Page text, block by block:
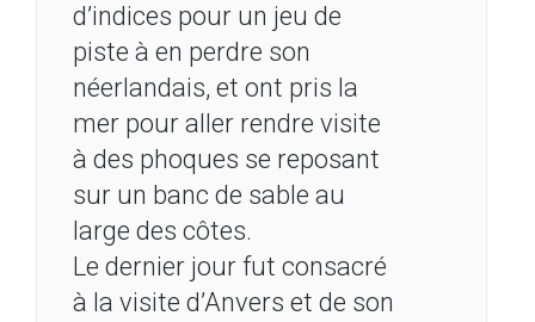
d’indices pour un jeu de
piste à en perdre son
néerlandais, et ont pris la
mer pour aller rendre visite
à des phoques se reposant
sur un banc de sable au
large des côtes.
Le dernier jour fut consacré
à la visite d’Anvers et de son